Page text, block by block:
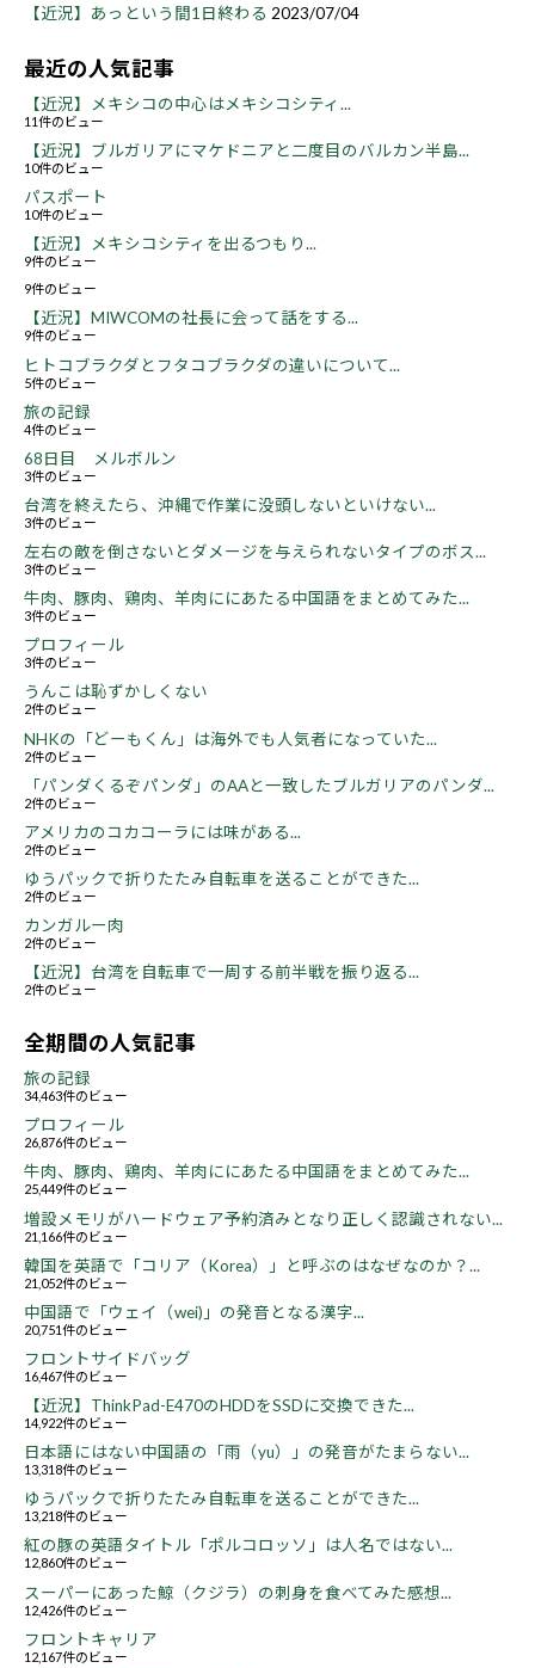
【近況】あっという間1日終わる 2023/07/04
最近の人気記事
【近況】メキシコの中心はメキシコシティ...
11件のビュー
【近況】ブルガリアにマケドニアと二度目のバルカン半島...
10件のビュー
パスポート
10件のビュー
【近況】メキシコシティを出るつもり...
9件のビュー
9件のビュー
【近況】MIWCOMの社長に会って話をする...
9件のビュー
ヒトコブラクダとフタコブラクダの違いについて...
5件のビュー
旅の記録
4件のビュー
68日目 メルボルン
3件のビュー
台湾を終えたら、沖縄で作業に没頭しないといけない...
3件のビュー
左右の敵を倒さないとダメージを与えられないタイプのボス...
3件のビュー
牛肉、豚肉、鶏肉、羊肉ににあたる中国語をまとめてみた...
3件のビュー
プロフィール
3件のビュー
うんこは恥ずかしくない
2件のビュー
NHKの「どーもくん」は海外でも人気者になっていた...
2件のビュー
「パンダくるぞパンダ」のAAと一致したブルガリアのパンダ...
2件のビュー
アメリカのコカコーラには味がある...
2件のビュー
ゆうパックで折りたたみ自転車を送ることができた...
2件のビュー
カンガルー肉
2件のビュー
【近況】台湾を自転車で一周する前半戦を振り返る...
2件のビュー
全期間の人気記事
旅の記録
34,463件のビュー
プロフィール
26,876件のビュー
牛肉、豚肉、鶏肉、羊肉ににあたる中国語をまとめてみた...
25,449件のビュー
増設メモリがハードウェア予約済みとなり正しく認識されない...
21,166件のビュー
韓国を英語で「コリア（Korea）」と呼ぶのはなぜなのか？...
21,052件のビュー
中国語で「ウェイ（wei)」の発音となる漢字...
20,751件のビュー
フロントサイドバッグ
16,467件のビュー
【近況】ThinkPad-E470のHDDをSSDに交換できた...
14,922件のビュー
日本語にはない中国語の「雨（yu）」の発音がたまらない...
13,318件のビュー
ゆうパックで折りたたみ自転車を送ることができた...
13,218件のビュー
紅の豚の英語タイトル「ポルコロッソ」は人名ではない...
12,860件のビュー
スーパーにあった鯨（クジラ）の刺身を食べてみた感想...
12,426件のビュー
フロントキャリア
12,167件のビュー